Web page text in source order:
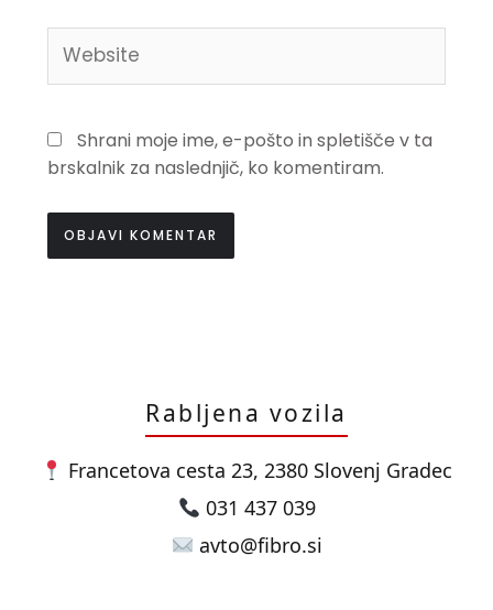
Shrani moje ime, e-pošto in spletišče v ta
brskalnik za naslednjič, ko komentiram.
Rabljena vozila
Francetova cesta 23, 2380 Slovenj Gradec
031 437 039
avto@fibro.si